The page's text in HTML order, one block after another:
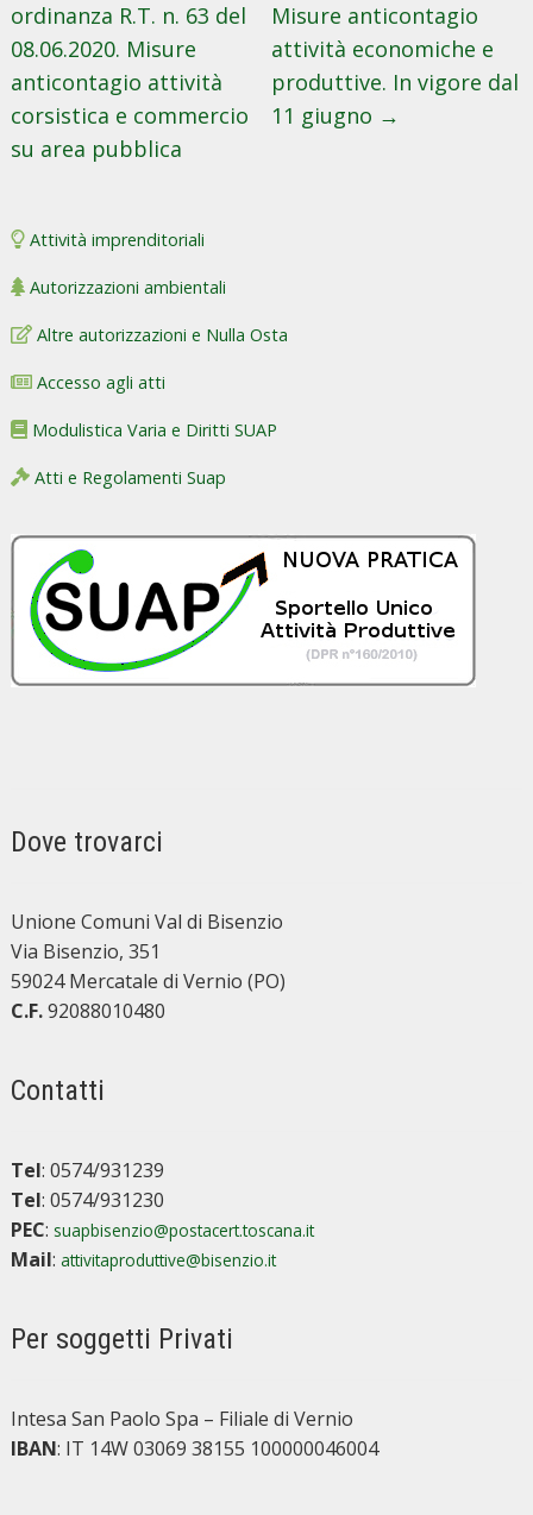
Attività imprenditoriali
Autorizzazioni ambientali
Altre autorizzazioni e Nulla Osta
Accesso agli atti
Modulistica Varia e Diritti SUAP
Atti e Regolamenti Suap
ordinanza R.T. n. 63 del
08.06.2020. Misure
anticontagio attività
corsistica e commercio
su area pubblica
Misure anticontagio
attività economiche e
produttive. In vigore dal
11 giugno →
Dove trovarci
Unione Comuni Val di Bisenzio
Via Bisenzio, 351
59024 Mercatale di Vernio (PO)
C.F.92088010480
Contatti
Tel: 0574/931239
Tel: 0574/931230
PEC: suapbisenzio@postacert.toscana.it
Mail: attivitaproduttive@bisenzio.it
Per soggetti Privati
Intesa San Paolo Spa – Filiale di Vernio
IBAN: IT 14W 03069 38155 100000046004